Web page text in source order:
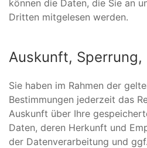
können die Daten, die Sie an
Dritten mitgelesen werden.
Auskunft, Sperrung,
Sie haben im Rahmen der
Bestimmungen jederzeit das
Auskunft über Ihre
Daten, deren Herkunft und
der Datenverarbeitung und